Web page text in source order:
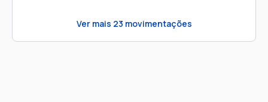
Ver mais 23 movimentações